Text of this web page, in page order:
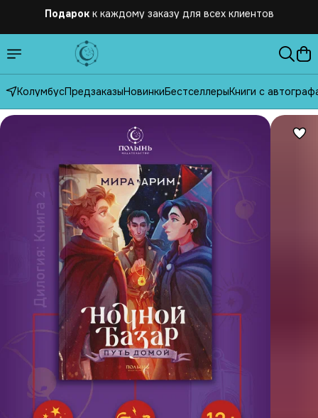
КолумбусПредзаказыНовинкиБестселлерыКниги с